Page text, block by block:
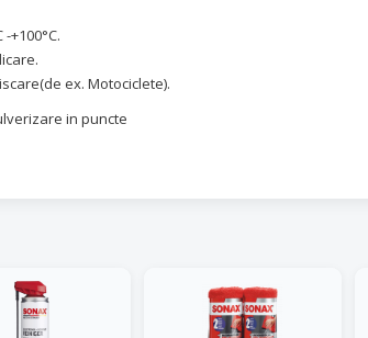
+100°C.
ex. Motociclete).
in puncte